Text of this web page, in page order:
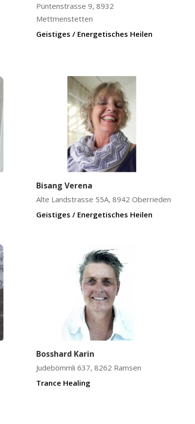
Püntenstrasse 9,8932
Mettmenstetten
Geistiges / Energetisches Heilen
Bisang Verena
Alte Landstrasse 55A,8942 Oberrieden
Geistiges / Energetisches Heilen
Bosshard Karin
Judebömmli 637,8262 Ramsen
Trance Healing